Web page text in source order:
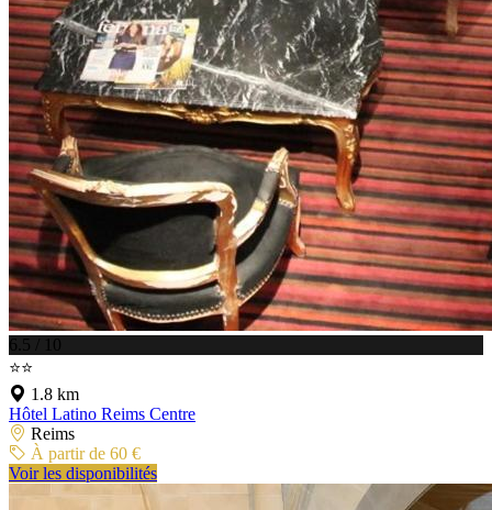
6.5 / 10
⭐⭐
1.8 km
Hôtel Latino Reims Centre
Reims
À partir de 60 €
Voir les disponibilités